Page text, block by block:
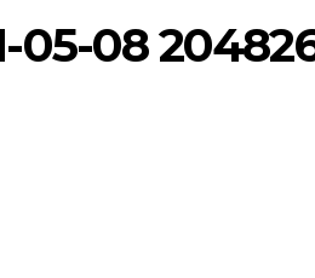
05-08